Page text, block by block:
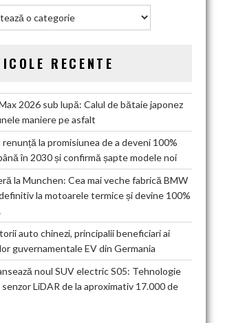
RECENTE
2026 sub lupă: Calul de bătaie japonez
maniere pe asfalt
la promisiunea de a deveni 100%
în 2030 și confirmă șapte modele noi
la Munchen: Cea mai veche fabrică BMW
la motoarele termice și devine 100%
auto chinezi, principalii beneficiari ai
guvernamentale EV din Germania
noul SUV electric S05: Tehnologie
LiDAR de la aproximativ 17.000 de